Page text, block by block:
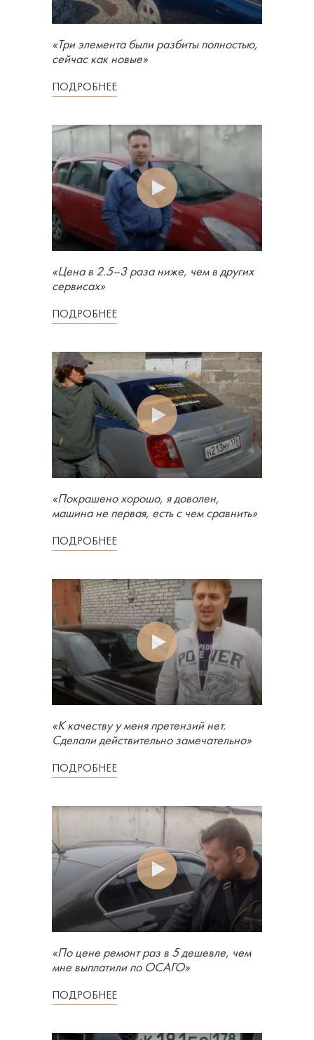
«Три элемента были разбиты полностью,
сейчас как новые»
ПОДРОБНЕЕ
«Цена в 2.5–3 раза ниже, чем в других
сервисах»
ПОДРОБНЕЕ
«Покрашено хорошо, я доволен,
машина не первая, есть с чем сравнить»
ПОДРОБНЕЕ
«К качеству у меня претензий нет.
Сделали действительно замечательно»
ПОДРОБНЕЕ
«По цене ремонт раз в 5 дешевле, чем
мне выплатили по ОСАГО»
ПОДРОБНЕЕ